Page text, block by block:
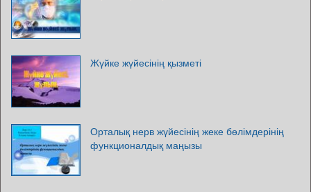
Жүйке жүйесінің қызметі
Орталық нерв жүйесінің жеке бөлімдерінің
функционалдық маңызы